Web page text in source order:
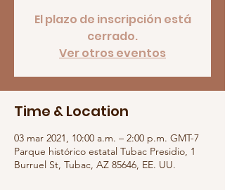
El plazo de inscripción está
cerrado.
Ver otros eventos
Time & Location
03 mar 2021, 10:00 a.m. – 2:00 p.m. GMT-7
Parque histórico estatal Tubac Presidio, 1
Burruel St, Tubac, AZ 85646, EE. UU.